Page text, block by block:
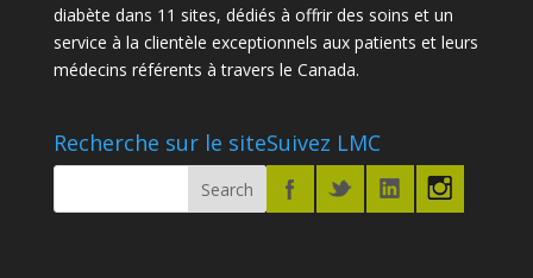
diabète dans 11 sites, dédiés à offrir des soins et un
service à la clientèle exceptionnels aux patients et leurs
médecins référents à travers le Canada.
Recherche sur le siteSuivez LMC